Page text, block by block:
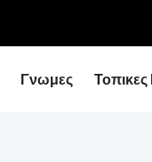
Γνωμες